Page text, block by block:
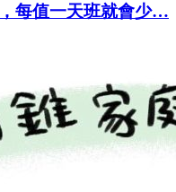
每值一天班就會少…